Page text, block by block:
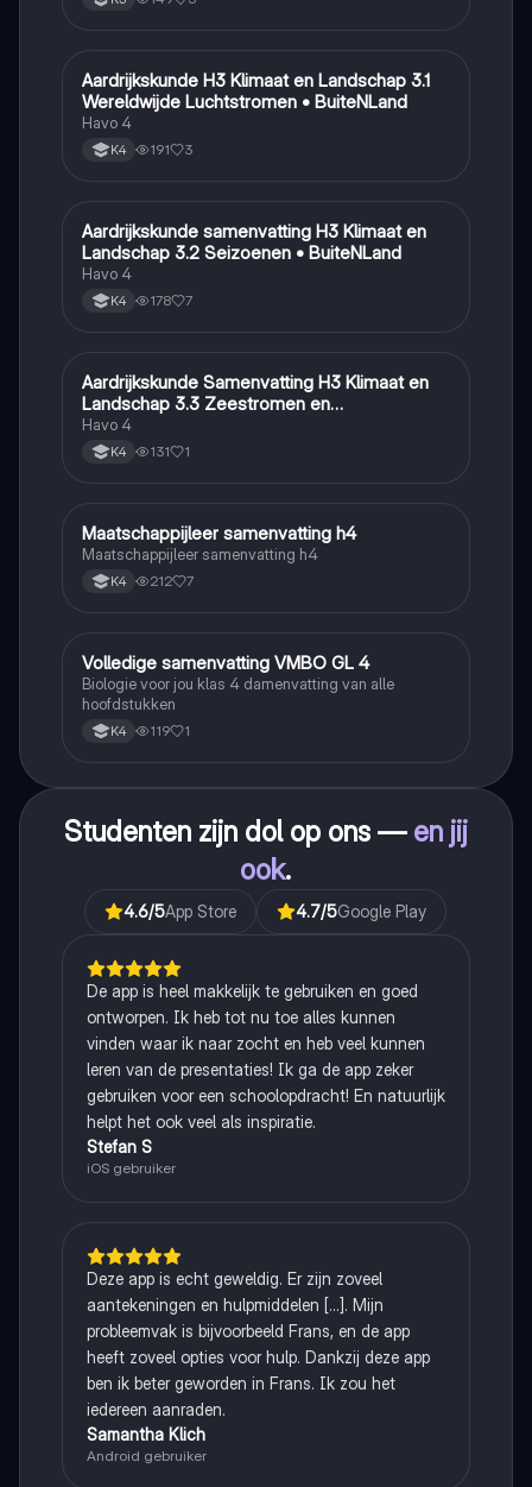
Aardrijkskunde
Aardrijkskunde H3 Klimaat en Landschap 3.1
Wereldwijde Luchtstromen • BuiteNLand
Havo 4
K4 191 3
Aardrijkskunde
Aardrijkskunde samenvatting H3 Klimaat en
Landschap 3.2 Seizoenen • BuiteNLand
Havo 4
K4 178 7
Aardrijkskunde
Aardrijkskunde Samenvatting H3 Klimaat en
Landschap 3.3 Zeestromen en
Klimaatgebieden • BuiteNLand
Havo 4
K4 131 1
Maatschappijleer
Maatschappijleer samenvatting h4
Maatschappijleer samenvatting h4
K4 212 7
Biologie
Volledige samenvatting VMBO GL 4
Biologie voor jou klas 4 damenvatting van alle
hoofdstukken
K4 119 1
Studenten zijn dol op ons — en jij
ook.
4.6/5App Store 4.7/5Google Play
De app is heel makkelijk te gebruiken en goed
ontworpen. Ik heb tot nu toe alles kunnen
vinden waar ik naar zocht en heb veel kunnen
leren van de presentaties! Ik ga de app zeker
gebruiken voor een schoolopdracht! En natuurlijk
helpt het ook veel als inspiratie.
Stefan S
iOS gebruiker
Deze app is echt geweldig. Er zijn zoveel
aantekeningen en hulpmiddelen [...]. Mijn
probleemvak is bijvoorbeeld Frans, en de app
heeft zoveel opties voor hulp. Dankzij deze app
ben ik beter geworden in Frans. Ik zou het
iedereen aanraden.
Samantha Klich
Android gebruiker